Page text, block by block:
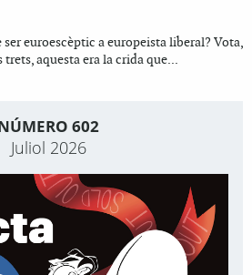
euroescèptic a europeista liberal? Vota,
trets, aquesta era la crida que...
602
Juliol 2026